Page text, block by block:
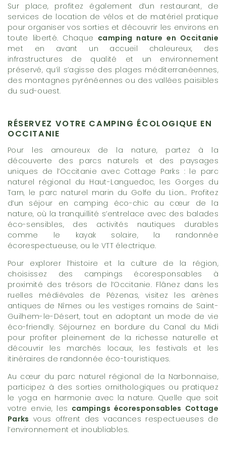
Sur place, profitez également d’un restaurant, de
services de location de vélos et de matériel pratique
pour organiser vos sorties et découvrir les environs en
toute liberté. Chaque camping nature en Occitanie
met en avant un accueil chaleureux, des
infrastructures de qualité et un environnement
préservé, qu’il s’agisse des plages méditerranéennes,
des montagnes pyrénéennes ou des vallées paisibles
du sud-ouest.
RÉSERVEZ VOTRE CAMPING ÉCOLOGIQUE EN
OCCITANIE
Pour les amoureux de la nature, partez à la
découverte des parcs naturels et des paysages
uniques de l’Occitanie avec Cottage Parks : le parc
naturel régional du Haut-Languedoc, les Gorges du
Tarn, le parc naturel marin du Golfe du Lion… Profitez
d’un séjour en camping éco-chic au cœur de la
nature, où la tranquillité s’entrelace avec des balades
éco-sensibles, des activités nautiques durables
comme le kayak solaire, la randonnée
écorespectueuse, ou le VTT électrique.
Pour explorer l’histoire et la culture de la région,
choisissez des campings écoresponsables à
proximité des trésors de l’Occitanie. Flânez dans les
ruelles médiévales de Pézenas, visitez les arènes
antiques de Nîmes ou les vestiges romains de Saint-
Guilhem-le-Désert, tout en adoptant un mode de vie
éco-friendly. Séjournez en bordure du Canal du Midi
pour profiter pleinement de la richesse naturelle et
découvrir les marchés locaux, les festivals et les
itinéraires de randonnée éco-touristiques.
Au cœur du parc naturel régional de la Narbonnaise,
participez à des sorties ornithologiques ou pratiquez
le yoga en harmonie avec la nature. Quelle que soit
votre envie, les campings écoresponsables Cottage
Parks vous offrent des vacances respectueuses de
l’environnement et inoubliables.